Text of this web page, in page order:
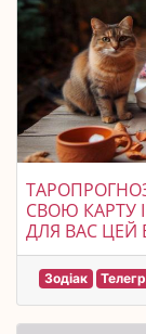
СВОЮ КАРТУ І
ДЛЯ ВАС ЦЕЙ
Зодіак